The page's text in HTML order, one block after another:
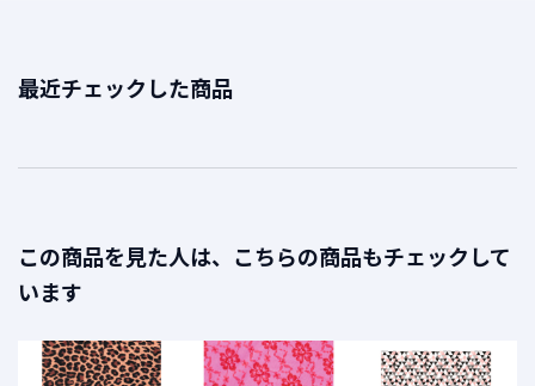
最近チェックした商品
この商品を見た人は、こちらの商品もチェックして
います